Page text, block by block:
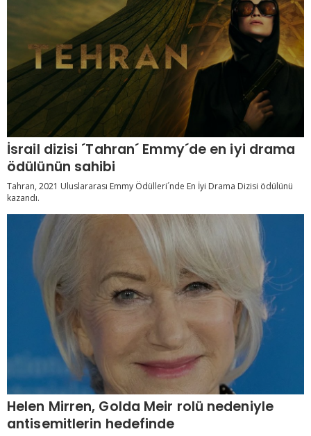
İsrail dizisi ´Tahran´ Emmy´de en iyi drama
ödülünün sahibi
Tahran, 2021 Uluslararası Emmy Ödülleri´nde En İyi Drama Dizisi ödülünü
kazandı.
Helen Mirren, Golda Meir rolü nedeniyle
antisemitlerin hedefinde